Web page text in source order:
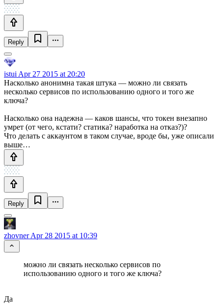
Reply
istui Apr 27 2015 at 20:20
Насколько анонимна такая штука — можно ли связать
несколько сервисов по использованию одного и того же
ключа?
Насколько она надежна — каков шансы, что токен внезапно
умрет (от чего, кстати? статика? наработка на отказ?)?
Что делать с аккаунтом в таком случае, вроде бы, уже описали
выше…
Reply
zhovnerApr 28 2015 at 10:39
можно ли связать несколько сервисов по
использованию одного и того же ключа?
Да